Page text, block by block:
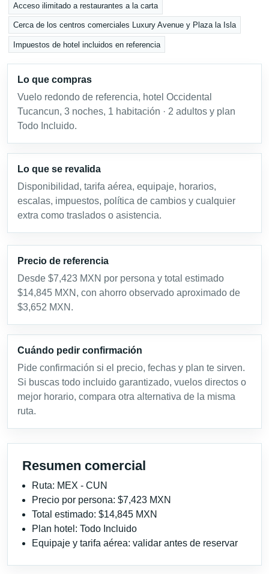
Acceso ilimitado a restaurantes a la carta
Cerca de los centros comerciales Luxury Avenue y Plaza la Isla
Impuestos de hotel incluidos en referencia
Lo que compras
Vuelo redondo de referencia, hotel Occidental
Tucancun, 3 noches, 1 habitación · 2 adultos y plan
Todo Incluido.
Lo que se revalida
Disponibilidad, tarifa aérea, equipaje, horarios,
escalas, impuestos, política de cambios y cualquier
extra como traslados o asistencia.
Precio de referencia
Desde $7,423 MXN por persona y total estimado
$14,845 MXN, con ahorro observado aproximado de
$3,652 MXN.
Cuándo pedir confirmación
Pide confirmación si el precio, fechas y plan te sirven.
Si buscas todo incluido garantizado, vuelos directos o
mejor horario, compara otra alternativa de la misma
ruta.
Resumen comercial
Ruta: MEX - CUN
Precio por persona: $7,423 MXN
Total estimado: $14,845 MXN
Plan hotel: Todo Incluido
Equipaje y tarifa aérea: validar antes de reservar